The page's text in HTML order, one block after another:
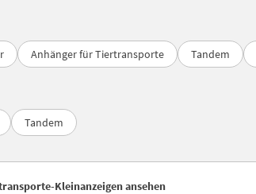
Anhänger für Tiertransporte Tandem
Tandem
Kleinanzeigen ansehen